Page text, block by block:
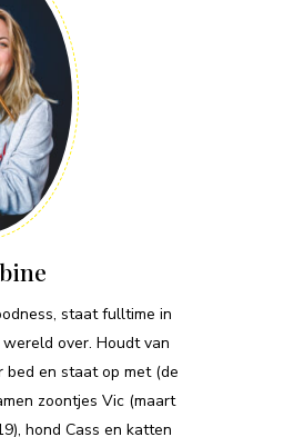
staat fulltime in
over. Houdt van
bed en staat op met (de
zoontjes Vic (maart
hond Cass en katten